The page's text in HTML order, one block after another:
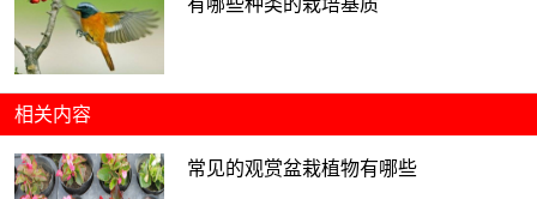
有哪些种类的栽培基质
相关内容
常见的观赏盆栽植物有哪些